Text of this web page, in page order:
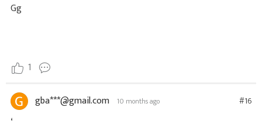
Gg
1
gba***@gmail.com 10 months ago #16
‘